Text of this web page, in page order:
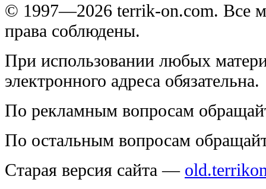
© 1997—2026 terrik-on.com. Все
права соблюдены.
При использовании любых
электронного адреса обязательна.
По рекламным вопросам
По остальным вопросам
Старая версия сайта —